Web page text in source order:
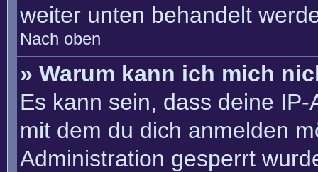
weiter unten behandelt
Nach oben
» Warum kann ich mich
Es kann sein, dass deine
mit dem du dich anmelden
Administration gesperrt